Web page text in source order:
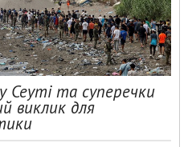
Сеуті та суперечки
виклик для